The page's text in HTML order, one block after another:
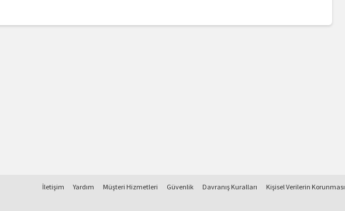
İletişim Yardım Müşteri Hizmetleri Güvenlik Davranış Kuralları Kişisel Verilerin Korunması